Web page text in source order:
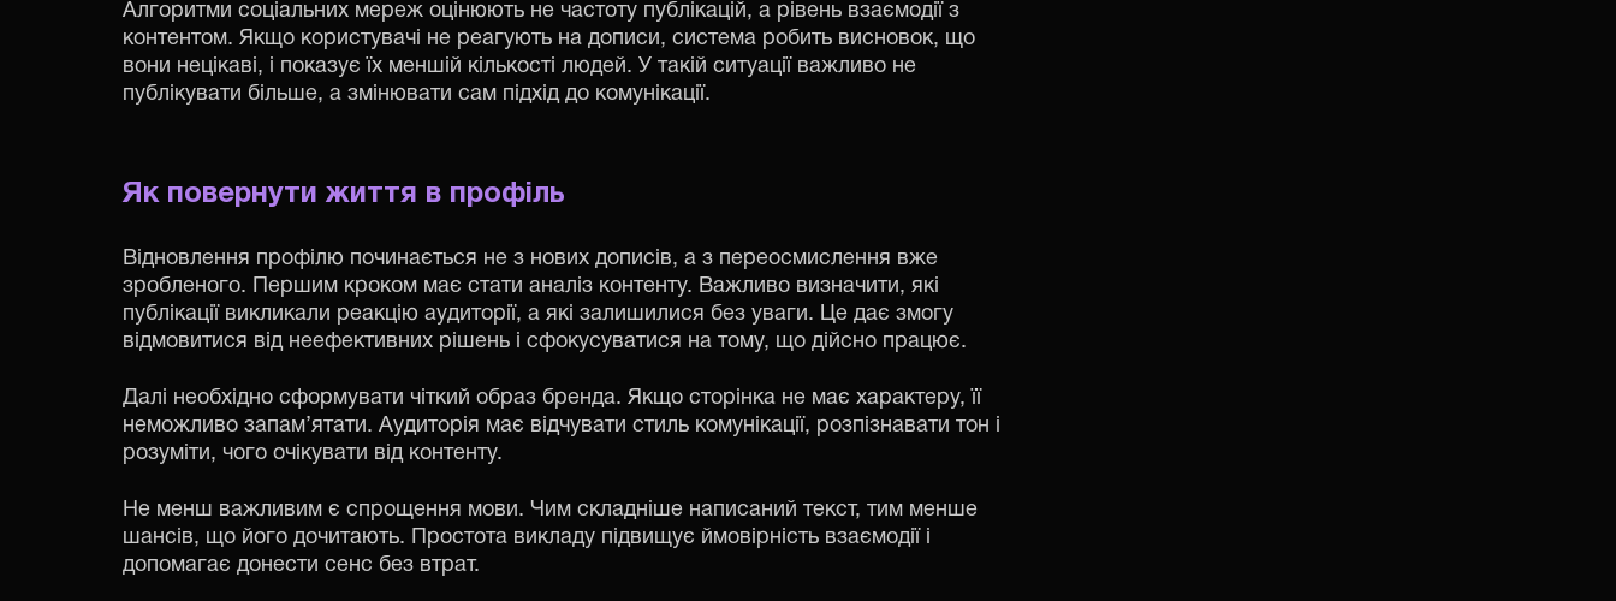
Алгоритми соціальних мереж оцінюють не частоту публікацій, а рівень взаємодії з
контентом. Якщо користувачі не реагують на дописи, система робить висновок, що
вони нецікаві, і показує їх меншій кількості людей. У такій ситуації важливо не
публікувати більше, а змінювати сам підхід до комунікації.
Як повернути життя в профіль
Відновлення профілю починається не з нових дописів, а з переосмислення вже
зробленого. Першим кроком має стати аналіз контенту. Важливо визначити, які
публікації викликали реакцію аудиторії, а які залишилися без уваги. Це дає змогу
відмовитися від неефективних рішень і сфокусуватися на тому, що дійсно працює.
Далі необхідно сформувати чіткий образ бренда. Якщо сторінка не має характеру, її
неможливо запам’ятати. Аудиторія має відчувати стиль комунікації, розпізнавати тон і
розуміти, чого очікувати від контенту.
Не менш важливим є спрощення мови. Чим складніше написаний текст, тим менше
шансів, що його дочитають. Простота викладу підвищує ймовірність взаємодії і
допомагає донести сенс без втрат.